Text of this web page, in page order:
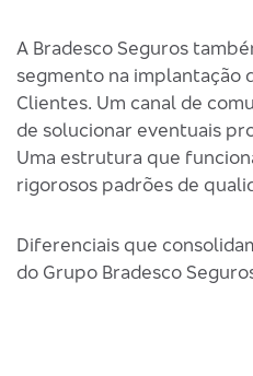
A Bradesco Seguros
segmento na implantação
Clientes. Um canal de
de solucionar eventuais
Uma estrutura que
rigorosos padrões de
Diferenciais que
do Grupo Bradesco